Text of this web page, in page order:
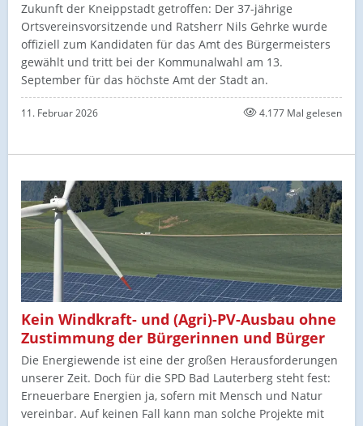
Zukunft der Kneippstadt getroffen: Der 37-jährige
Ortsvereinsvorsitzende und Ratsherr Nils Gehrke wurde
offiziell zum Kandidaten für das Amt des Bürgermeisters
gewählt und tritt bei der Kommunalwahl am 13.
September für das höchste Amt der Stadt an.
11. Februar 2026 4.177 Mal gelesen
Kein Windkraft- und (Agri)-PV-Ausbau ohne
Zustimmung der Bürgerinnen und Bürger
Die Energiewende ist eine der großen Herausforderungen
unserer Zeit. Doch für die SPD Bad Lauterberg steht fest:
Erneuerbare Energien ja, sofern mit Mensch und Natur
vereinbar. Auf keinen Fall kann man solche Projekte mit